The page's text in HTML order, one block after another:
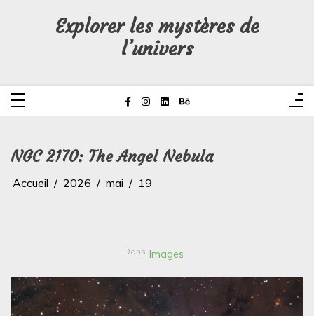
Explorer les mystères de
l’univers
NGC 2170: The Angel Nebula
Accueil 2026 mai 19
Dans Images